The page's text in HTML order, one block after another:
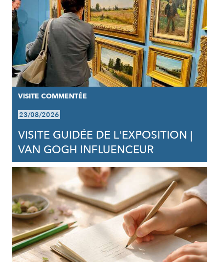
VISITE COMMENTÉE
23/08/2026
VISITE GUIDÉE DE L'EXPOSITION |
VAN GOGH INFLUENCEUR